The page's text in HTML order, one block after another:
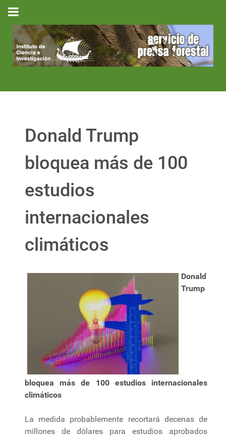
Donald Trump
bloquea más de 100
estudios
internacionales
climáticos
Donald
Trump
bloquea más de 100 estudios internacionales
climáticos
La medida probablemente recortará decenas de
millones de dólares para estudios aprobados